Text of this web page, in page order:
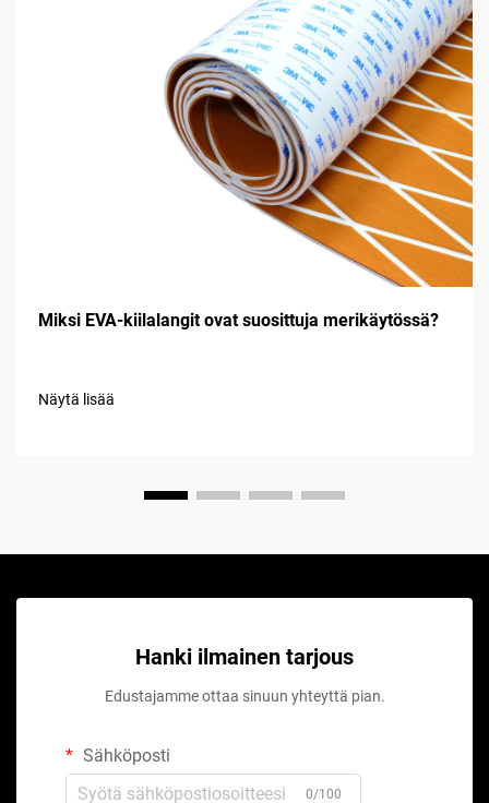
Miksi EVA-kiilalangit ovat suosittuja merikäytössä?
Näytä lisää
Hanki ilmainen tarjous
Edustajamme ottaa sinuun yhteyttä pian.
Sähköposti
0/100